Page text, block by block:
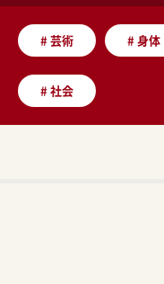
#芸術 #身体
#社会